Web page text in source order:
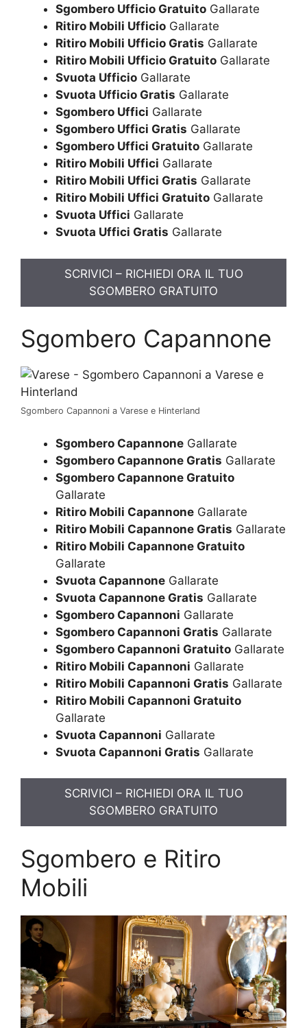
Sgombero Ufficio Gratuito Gallarate
Ritiro Mobili Ufficio Gallarate
Ritiro Mobili Ufficio Gratis Gallarate
Ritiro Mobili Ufficio Gratuito Gallarate
Svuota Ufficio Gallarate
Svuota Ufficio Gratis Gallarate
Sgombero Uffici Gallarate
Sgombero Uffici Gratis Gallarate
Sgombero Uffici Gratuito Gallarate
Ritiro Mobili Uffici Gallarate
Ritiro Mobili Uffici Gratis Gallarate
Ritiro Mobili Uffici Gratuito Gallarate
Svuota Uffici Gallarate
Svuota Uffici Gratis Gallarate
SCRIVICI – RICHIEDI ORA IL TUO
SGOMBERO GRATUITO
Sgombero Capannone
Sgombero Capannoni a Varese e Hinterland
Sgombero Capannone Gallarate
Sgombero Capannone Gratis Gallarate
Sgombero Capannone Gratuito
Gallarate
Ritiro Mobili Capannone Gallarate
Ritiro Mobili Capannone Gratis Gallarate
Ritiro Mobili Capannone Gratuito
Gallarate
Svuota Capannone Gallarate
Svuota Capannone Gratis Gallarate
Sgombero Capannoni Gallarate
Sgombero Capannoni Gratis Gallarate
Sgombero Capannoni Gratuito Gallarate
Ritiro Mobili Capannoni Gallarate
Ritiro Mobili Capannoni Gratis Gallarate
Ritiro Mobili Capannoni Gratuito
Gallarate
Svuota Capannoni Gallarate
Svuota Capannoni Gratis Gallarate
SCRIVICI – RICHIEDI ORA IL TUO
SGOMBERO GRATUITO
Sgombero e Ritiro
Mobili